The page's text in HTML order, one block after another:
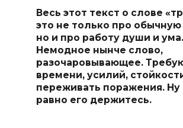
Весь этот текст о слове
это не только про обычную
но и про работу души и ума.
Немодное нынче слово,
разочаровывающее.
времени, усилий,
переживать поражения. Ну
равно его держитесь.